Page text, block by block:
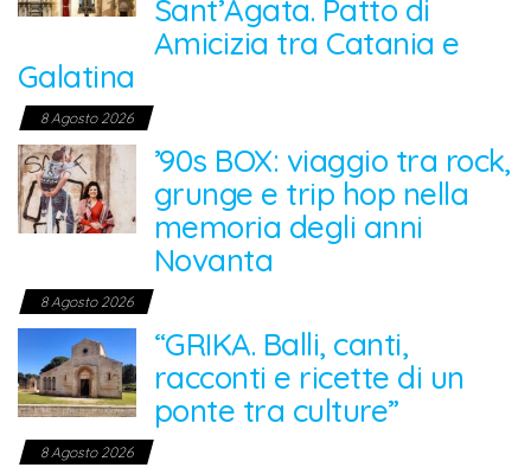
Sant’Agata. Patto di
Amicizia tra Catania e
Galatina
8 Agosto 2026
’90s BOX: viaggio tra rock,
grunge e trip hop nella
memoria degli anni
Novanta
8 Agosto 2026
“GRIKA. Balli, canti,
racconti e ricette di un
ponte tra culture”
8 Agosto 2026